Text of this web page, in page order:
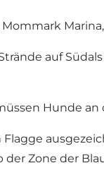
auf
Hunde an
Zone der